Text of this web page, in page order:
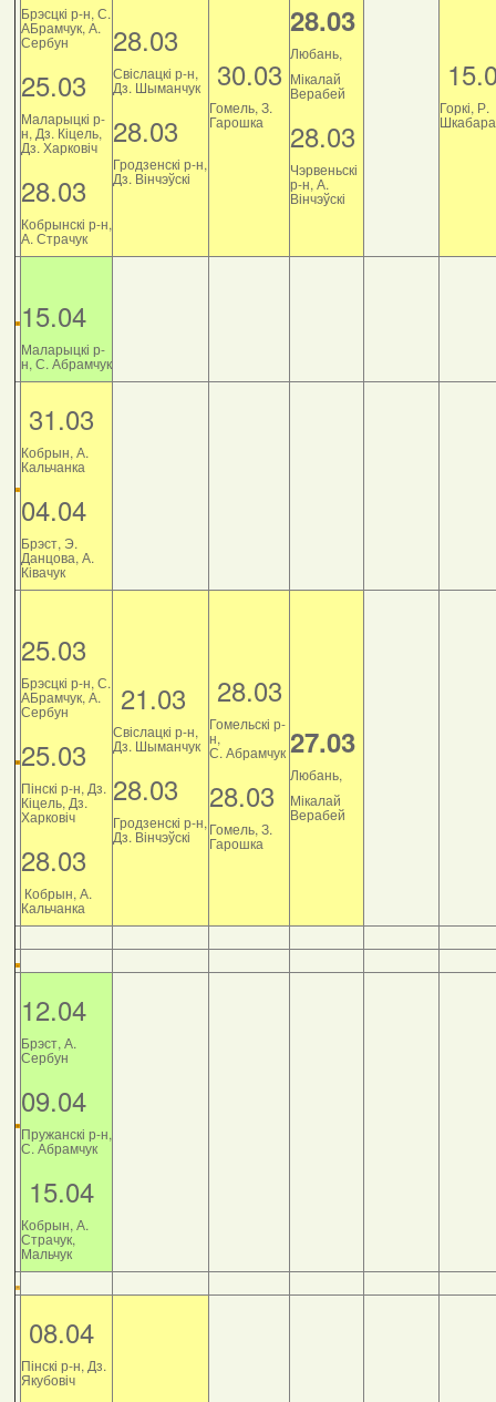
Брэсцкі р-н, С.
АБрамчук, А.
Сербун
25.03
Маларыцкі р-
н, Дз. Кіцель,
Дз. Харковіч
28.03
Кобрынскі р-н,
А. Страчук
28.03
Свіслацкі р-н,
Дз. Шыманчук
28.03
Гродзенскі р-н,
Дз. Вінчэўскі
30.03
Гомель, З.
Гарошка
28.03
Любань,
Мікалай
Верабей
28.03
Чэрвеньскі
р-н, А.
Вінчэўскі
Горкі, Р.
Шкабара
15.04
Маларыцкі р-
н, С. Абрамчук
31.03
Кобрын, А.
Кальчанка
04.04
Брэст, Э.
Данцова, А.
Ківачук
25.03
Брэсцкі р-н, С.
АБрамчук, А.
Сербун
25.03
Пінскі р-н, Дз.
Кіцель, Дз.
Харковіч
28.03
Кобрын, А.
Кальчанка
21.03
Свіслацкі р-н,
Дз. Шыманчук
28.03
Гродзенскі р-н,
Дз. Вінчэўскі
28.03
Гомельскі р-
н,
С. Абрамчук
28.03
Гомель, З.
Гарошка
27.03
Любань,
Мікалай
Верабей
12.04
Брэст, А.
Сербун
09.04
Пружанскі р-н,
С. Абрамчук
15.04
Кобрын, А.
Страчук,
Мальчук
08.04
Пінскі р-н, Дз.
Якубовіч